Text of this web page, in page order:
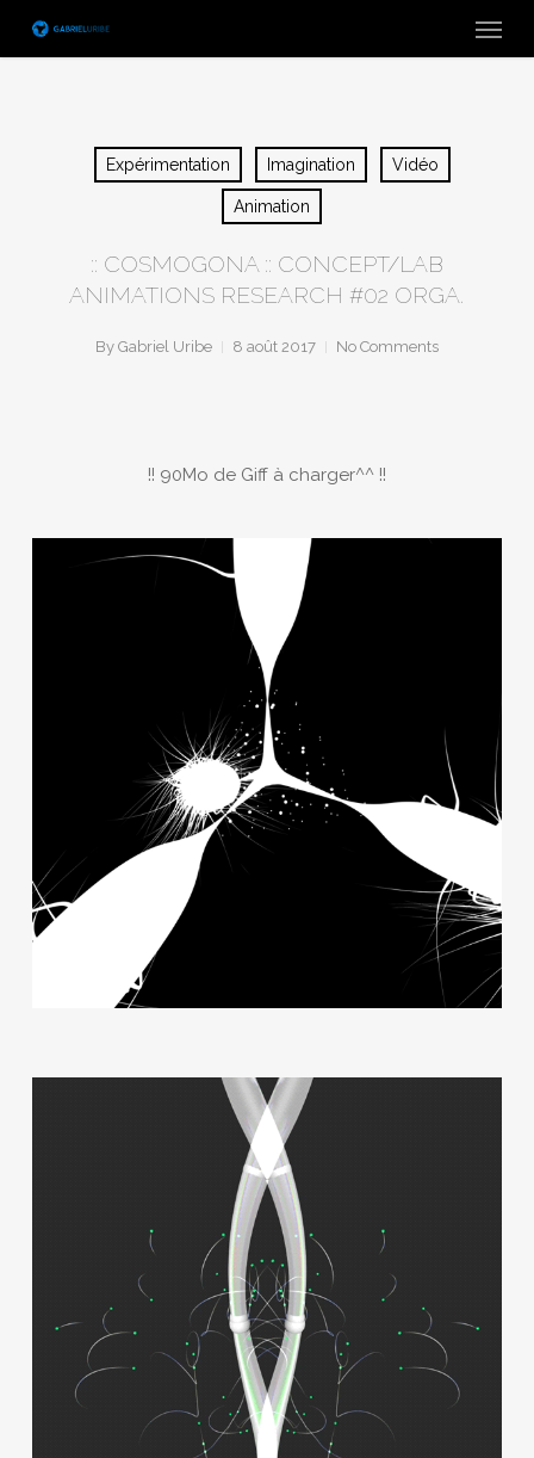
main
Expérimentation Imagination Vidéo
Animation
:: COSMOGONA :: CONCEPT/LAB
ANIMATIONS RESEARCH #02 ORGA.
By Gabriel Uribe 8 août 2017 No Comments
!! 90Mo de Giff à charger^^ !!